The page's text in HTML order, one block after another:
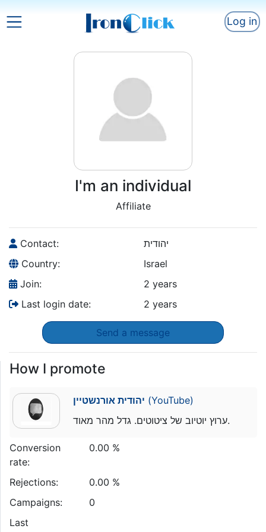
Log in
I'm an individual
Affiliate
Contact:
יהודית
Country:
Israel
Join:
2 years
Last login date:
2 years
Send a message
How I promote
יהודית אורנשטיין (YouTube)
ערוץ יוטיוב של ציטוטים. גדל מהר מאוד.
Conversion
rate:
0.00 %
Rejections:
0.00 %
Campaigns:
0
Last